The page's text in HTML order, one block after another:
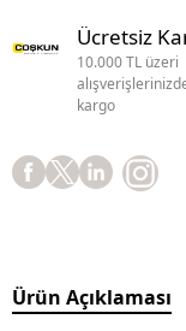
Ücretsiz
10.000 TL üzeri
kargo
Ürün Açıklaması